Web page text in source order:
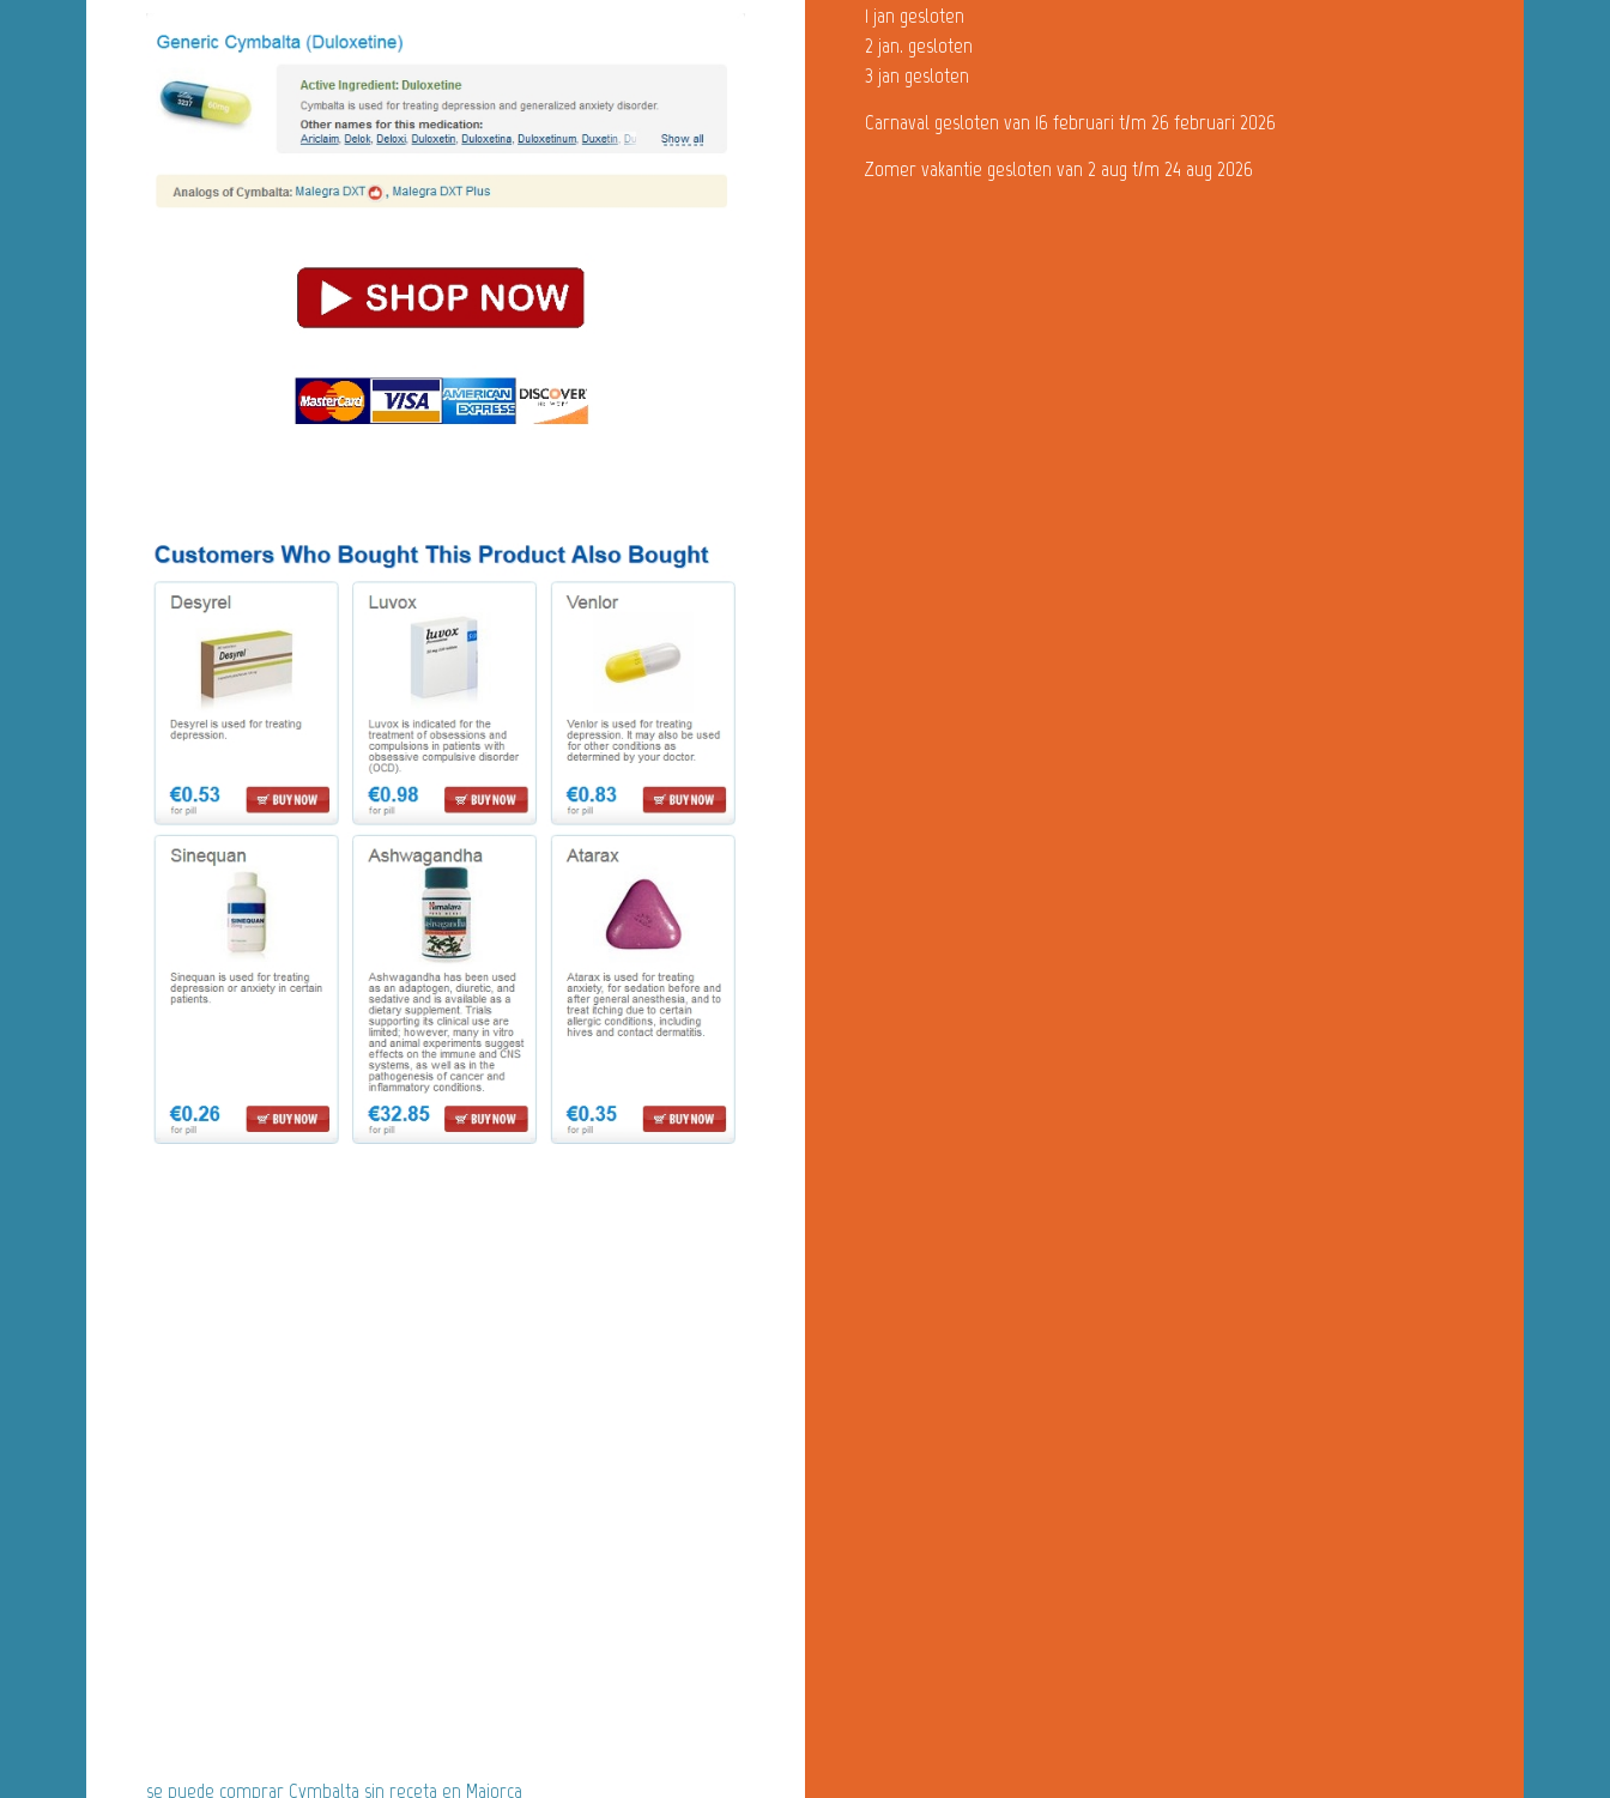
se puede comprar Cymbalta sin receta en Majorca
1 jan gesloten
2 jan. gesloten
3 jan gesloten
Carnaval gesloten van 16 februari t/m 26 februari 2026
Zomer vakantie gesloten van 2 aug t/m 24 aug 2026